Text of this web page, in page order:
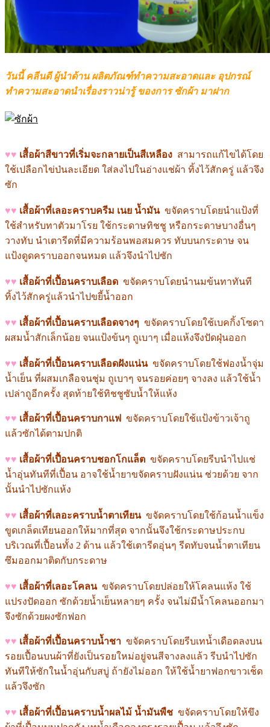
วันนี้ คลีนดี ผู้นำด้าน ผลิตภัณฑ์ทำความสะอาดและ อุปกรณ์
ทำความสะอาดนำเรื่องราวน่ารู้ ของการ ซักผ้า มาฝาก
♥♥ เสื้อผ้าสีขาวที่เริ่มจะกลายเป็นสีเหลือง สามารถแก้ไขได้โดย
ใช้เปลือกไข่ป่นละเอียด ใส่ลงไปในอ่างแช่ผ้า ทิ้งไว้สักครู่ แล้วจึง
ซัก
♥♥ เสื้อผ้าที่เลอะคราบครีม เนย น้ำมัน ขจัดคราบโดยนำแป้งที่
ใช้สำหรับทาตัวมาโรย ใช้กระดาษทิชชู หรือกระดาษบางอื่นๆ
วางทับ นำเตารีดที่มีความร้อนพอสมควร ทับบนกระดาษ จน
แป้งดูดคราบออกจนหมด แล้วจึงนำไปซัก
♥♥ เสื้อผ้าที่เปื้อนคราบเลือด ขจัดคราบโดยนำนมข้นทาทันที
ทิ้งไว้สักครู่แล้วนำไปขยี้น้ำออก
♥♥ เสื้อผ้าที่เปื้อนคราบเลือดจางๆ ขจัดคราบโดยใช้เบคกิ้งโซดา
ผสมน้ำสักเล็กน้อย จนแป้งข้นๆ ถูเบาๆ เมื่อแห้งจึงปัดฝุ่นออก
♥♥ เสื้อผ้าที่เปื้อนคราบเลือดฝังแน่น ขจัดคราบโดยใช้ฟองน้ำจุ่ม
น้ำเย็น ที่ผสมเกลือจนชุ่ม ถูเบาๆ จนรอยค่อยๆ จางลง แล้วใช้น้ำ
เปล่าถูอีกครั้ง สุดท้ายใช้ทิชชูซับน้ำให้แห้ง
♥♥ เสื้อผ้าที่เปื้อนคราบกาแฟ ขจัดคราบโดยใช้แป้งข้าวเจ้าถู
แล้วซักได้ตามปกติ
♥♥ เสื้อผ้าที่เปื้อนคราบชอกโกแล็ต ขจัดคราบโดยรีบนำไปแช่
น้ำอุ่นทันทีที่เปื้อน อาจใช้น้ำยาขจัดคราบฝังแน่น ช่วยด้วย จาก
นั้นนำไปซักแห้ง
♥♥ เสื้อผ้าที่เลอะคราบน้ำตาเทียน ขจัดคราบโดยใช้ก้อนน้ำแข็ง
ขูดเกล็ดเทียนออกให้มากที่สุด จากนั้นจึงใช้กระดาษประกบ
บริเวณที่เปื้อนทั้ง 2 ด้าน แล้วใช้เตารีดอุ่นๆ รีดทับจนน้ำตาเทียน
ซึมออกมาติดกับกระดาษ
♥♥ เสื้อผ้าที่เลอะโคลน ขจัดคราบโดยปล่อยให้โคลนแห้ง ใช้
แปรงปัดออก ซักด้วยน้ำเย็นหลายๆ ครั้ง จนไม่มีน้ำโคลนออกมา
จึงซักด้วยผงซักฟอก
♥♥ เสื้อผ้าที่เปื้อนคราบน้ำชา ขจัดคราบโดยรีบเทน้ำเดือดลงบน
รอยเปื้อนบนผ้าที่ยังเป็นรอยใหม่อยู่จนสีจางลงแล้ว รีบนำไปซัก
ทันทีให้ซักในน้ำอุ่นกับสบู่ ถ้ายังไม่ออก ให้ใช้น้ำยาฟอกขาวเช็ด
แล้วจึงซัก
♥♥ เสื้อผ้าที่เปื้อนคราบน้ำผลไม้ น้ำมันพืช ขจัดคราบโดยให้ขึง